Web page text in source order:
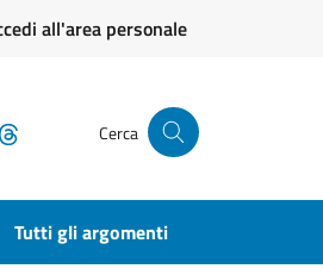
all'area personale
Cerca
Tutti gli argomenti